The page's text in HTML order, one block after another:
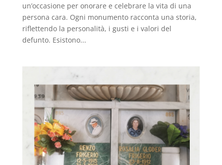
un’occasione per onorare e celebrare la vita di una
persona cara. Ogni monumento racconta una storia,
riflettendo la personalità, i gusti e i valori del
defunto. Esistono...